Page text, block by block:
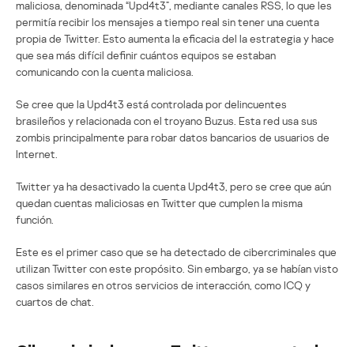
maliciosa, denominada “Upd4t3”, mediante canales RSS, lo que les
permitía recibir los mensajes a tiempo real sin tener una cuenta
propia de Twitter. Esto aumenta la eficacia del la estrategia y hace
que sea más difícil definir cuántos equipos se estaban
comunicando con la cuenta maliciosa.
Se cree que la Upd4t3 está controlada por delincuentes
brasileños y relacionada con el troyano Buzus. Esta red usa sus
zombis principalmente para robar datos bancarios de usuarios de
Internet.
Twitter ya ha desactivado la cuenta Upd4t3, pero se cree que aún
quedan cuentas maliciosas en Twitter que cumplen la misma
función.
Este es el primer caso que se ha detectado de cibercriminales que
utilizan Twitter con este propósito. Sin embargo, ya se habían visto
casos similares en otros servicios de interacción, como ICQ y
cuartos de chat.